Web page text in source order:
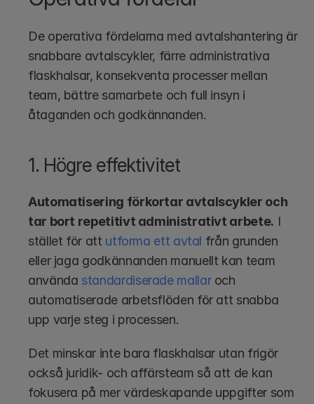
De operativa fördelarna med avtalshantering är
snabbare avtalscykler, färre administrativa
flaskhalsar, konsekventa processer mellan
team, bättre samarbete och full insyn i
åtaganden och godkännanden.
1. Högre effektivitet
Automatisering förkortar avtalscykler och
tar bort repetitivt administrativt arbete. I
stället för att utforma ett avtal från grunden
eller jaga godkännanden manuellt kan team
använda standardiserade mallar och
automatiserade arbetsflöden för att snabba
upp varje steg i processen.
Det minskar inte bara flaskhalsar utan frigör
också juridik- och affärsteam så att de kan
fokusera på mer värdeskapande uppgifter som